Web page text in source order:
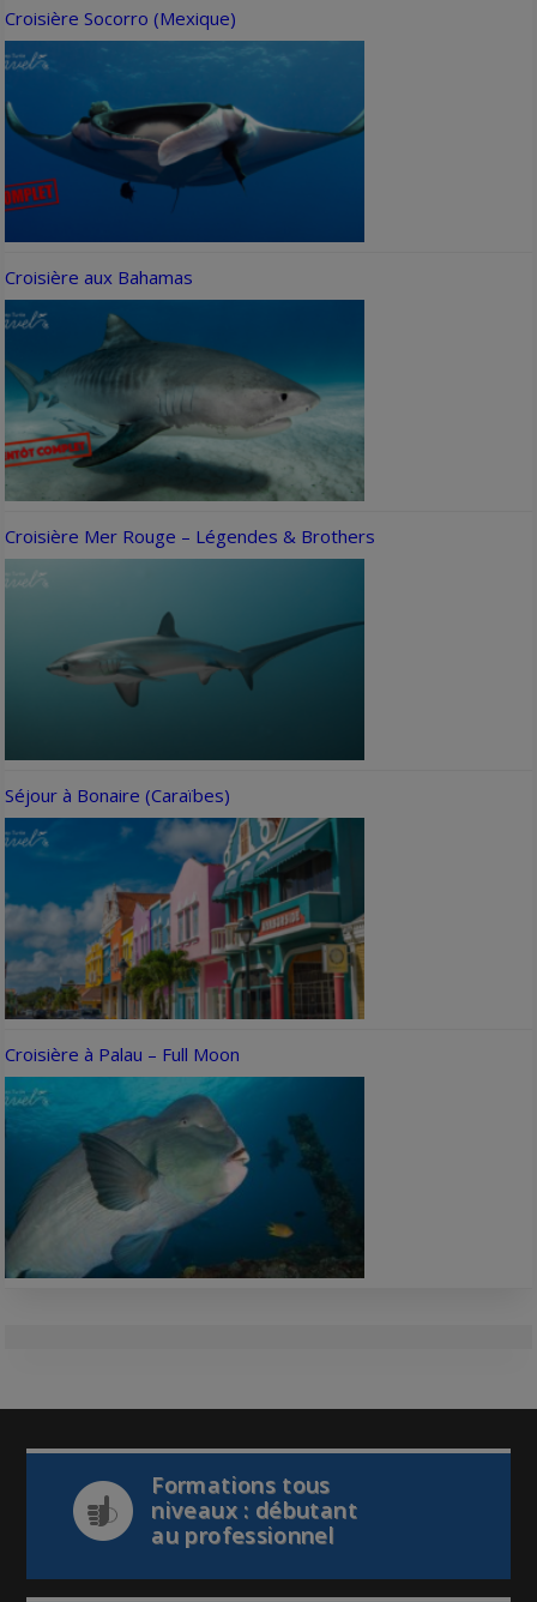
Croisière Socorro (Mexique)
Croisière aux Bahamas
Croisière Mer Rouge – Légendes & Brothers
Séjour à Bonaire (Caraïbes)
Croisière à Palau – Full Moon
Formations tous
niveaux : débutant
au professionnel